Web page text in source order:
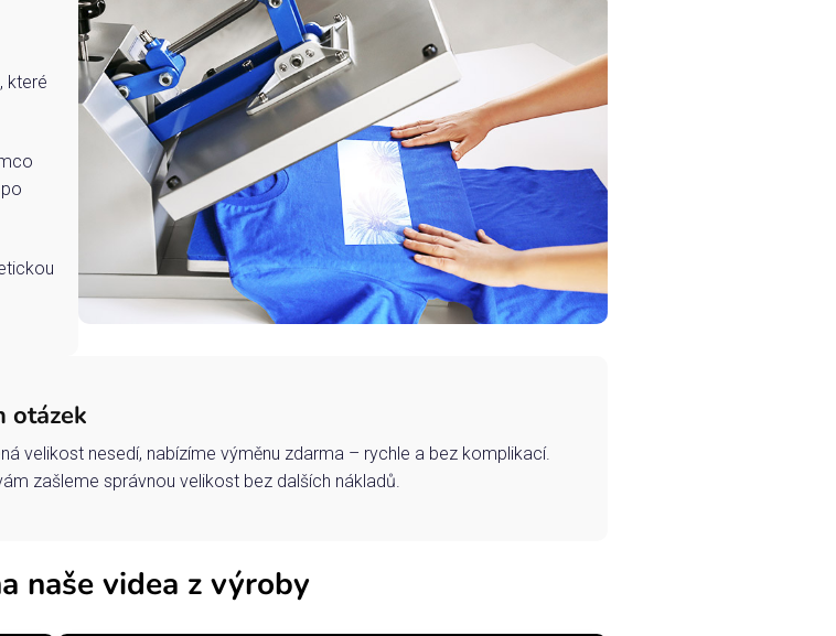
které
otázek
velikost nesedí, nabízíme výměnu zdarma – rychle a bez komplikací.
zašleme správnou velikost bez dalších nákladů.
naše videa z výroby